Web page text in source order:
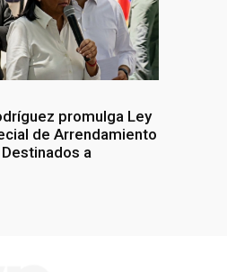
promulga Ley
de Arrendamiento
a